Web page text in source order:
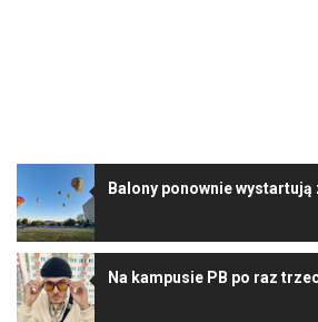
Balony ponownie wystartują
Na kampusie PB po raz